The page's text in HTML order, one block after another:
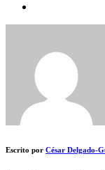
Escrito por César Delgado-